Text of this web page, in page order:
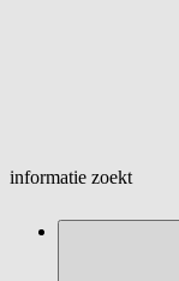
informatie zoekt